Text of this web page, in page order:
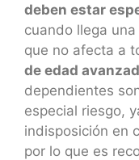
deben estar
cuando llega
que no afecta a
de edad
dependientes
especial riesgo,
indisposición en
por lo que es